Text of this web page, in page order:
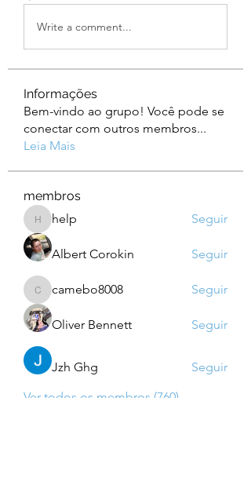
Write a comment...
Informações
Bem-vindo ao grupo! Você pode se
conectar com outros membros...
Leia Mais
membros
helphelp Seguir
Albert Corokin Seguir
camebo8008
camebo8008 Seguir
Oliver Bennett Seguir
Jzh Ghg
Seguir
Ver todos os membros (760)